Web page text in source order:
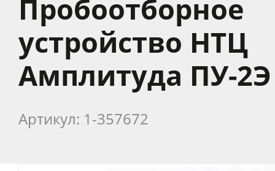
Пробоотборное
устройство НТЦ
Амплитуда ПУ-2Э
Артикул: 1-357672